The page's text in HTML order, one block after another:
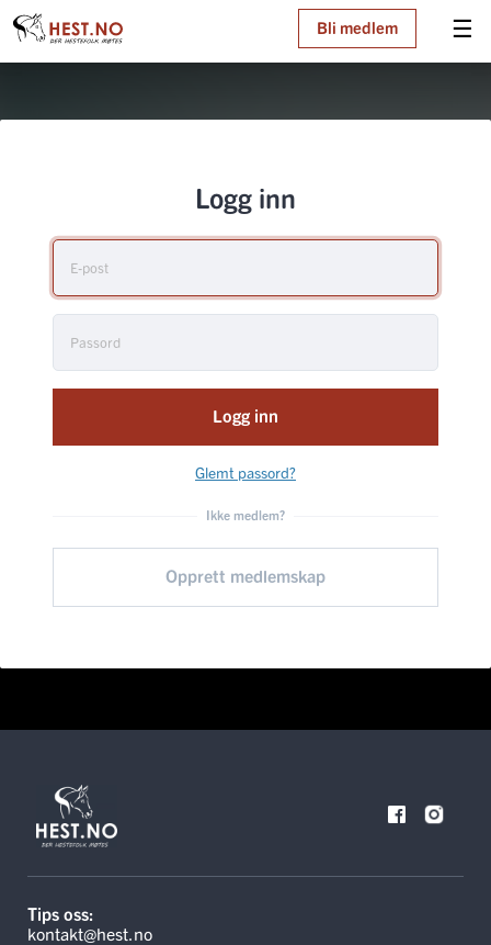
☰
Bli medlem
Logg inn
Logg inn
Glemt passord?
Ikke medlem?
Opprett medlemskap
Tips oss:
kontakt@hest.no